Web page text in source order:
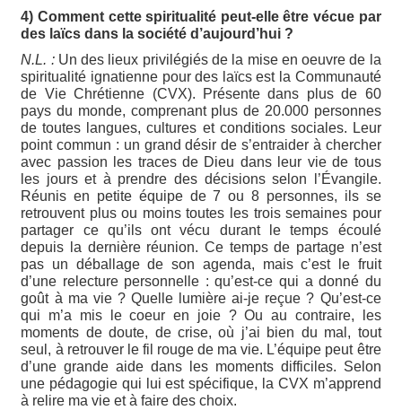
4) Comment cette spiritualité peut-elle être vécue par
des laïcs dans la société d’aujourd’hui ?
N.L. :Un des lieux privilégiés de la mise en oeuvre de la
spiritualité ignatienne pour des laïcs est la Communauté
de Vie Chrétienne (CVX). Présente dans plus de 60
pays du monde, comprenant plus de 20.000 personnes
de toutes langues, cultures et conditions sociales. Leur
point commun : un grand désir de s’entraider à chercher
avec passion les traces de Dieu dans leur vie de tous
les jours et à prendre des décisions selon l’Évangile.
Réunis en petite équipe de 7 ou 8 personnes, ils se
retrouvent plus ou moins toutes les trois semaines pour
partager ce qu’ils ont vécu durant le temps écoulé
depuis la dernière réunion. Ce temps de partage n’est
pas un déballage de son agenda, mais c’est le fruit
d’une relecture personnelle : qu’est-ce qui a donné du
goût à ma vie ? Quelle lumière ai-je reçue ? Qu’est-ce
qui m’a mis le coeur en joie ? Ou au contraire, les
moments de doute, de crise, où j’ai bien du mal, tout
seul, à retrouver le fil rouge de ma vie. L’équipe peut être
d’une grande aide dans les moments difficiles. Selon
une pédagogie qui lui est spécifique, la CVX m’apprend
à relire ma vie et à faire des choix.